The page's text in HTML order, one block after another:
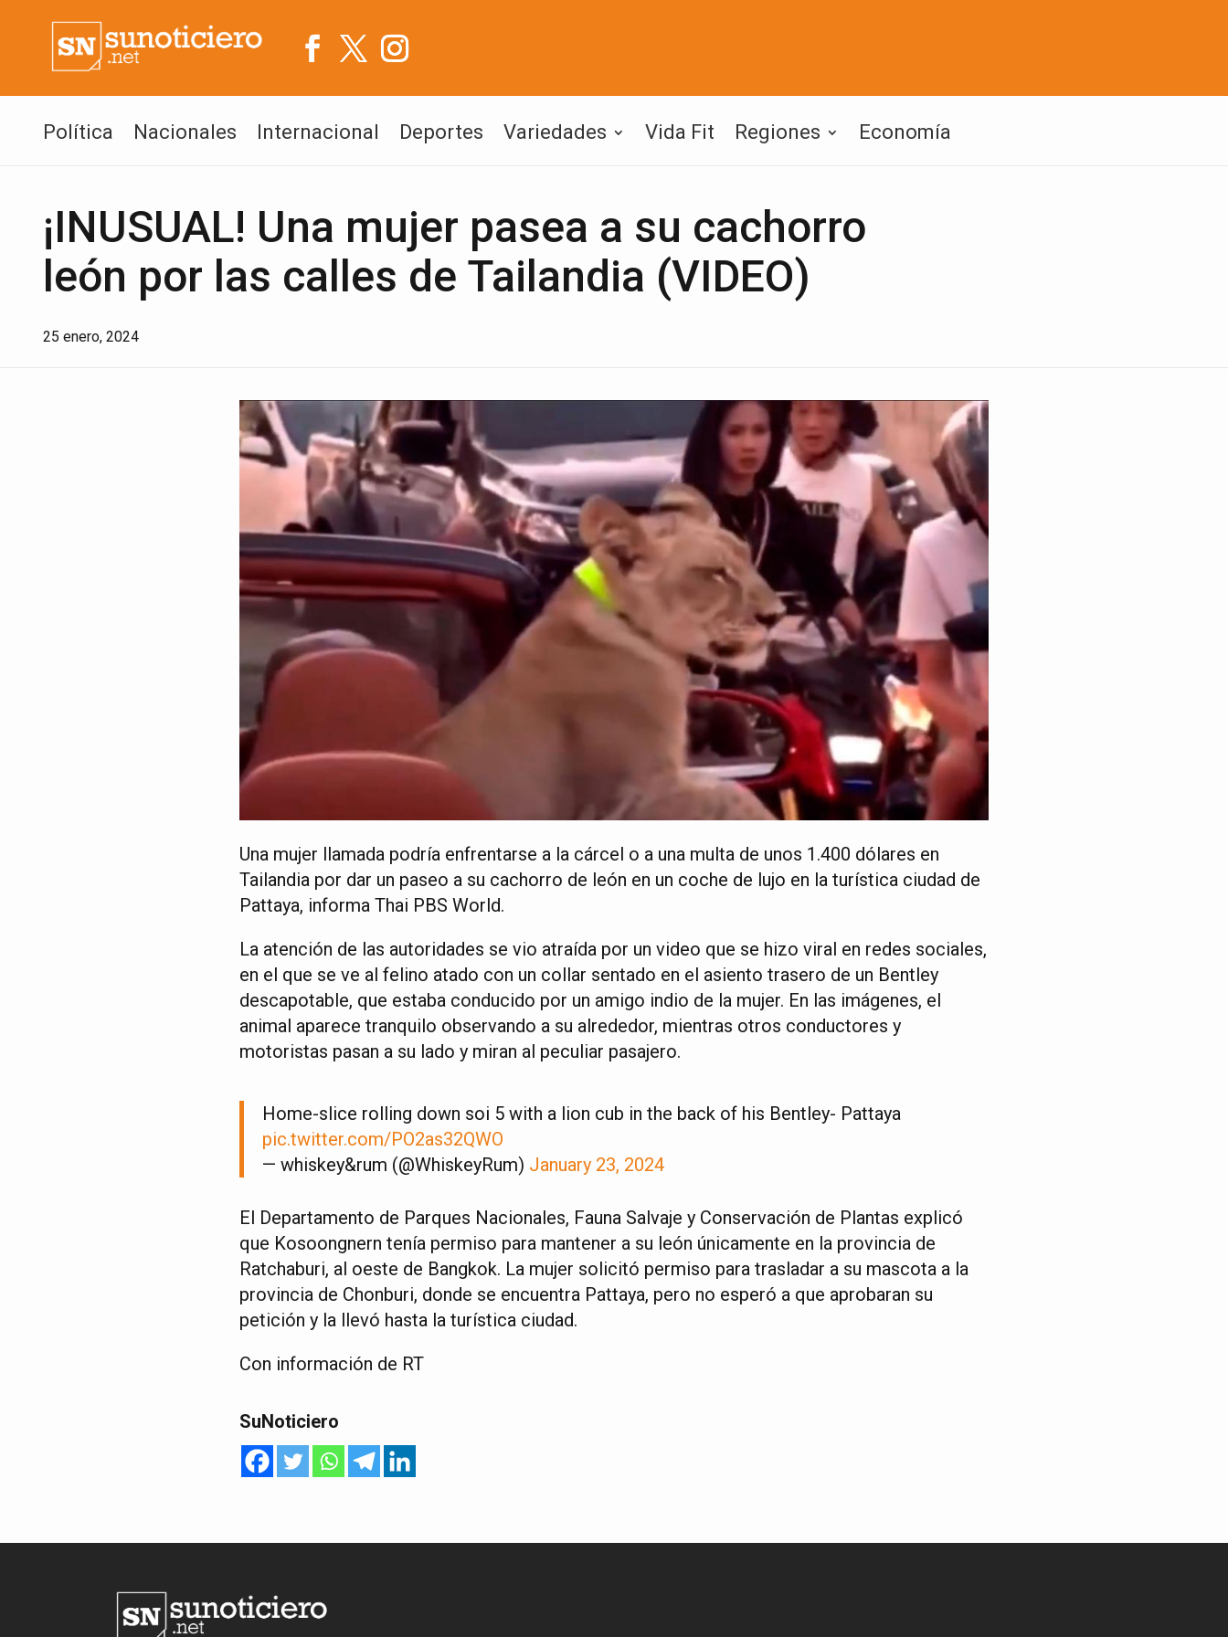
Política Nacionales Internacional Deportes Variedades Vida Fit Regiones Economía
¡INUSUAL! Una mujer pasea a su cachorro
león por las calles de Tailandia (VIDEO)
25 enero, 2024
Una mujer llamada podría enfrentarse a la cárcel o a una multa de unos 1.400 dólares en
Tailandia por dar un paseo a su cachorro de león en un coche de lujo en la turística ciudad de
Pattaya, informa Thai PBS World.
La atención de las autoridades se vio atraída por un video que se hizo viral en redes sociales,
en el que se ve al felino atado con un collar sentado en el asiento trasero de un Bentley
descapotable, que estaba conducido por un amigo indio de la mujer. En las imágenes, el
animal aparece tranquilo observando a su alrededor, mientras otros conductores y
motoristas pasan a su lado y miran al peculiar pasajero.
Home-slice rolling down soi 5 with a lion cub in the back of his Bentley- Pattaya
pic.twitter.com/PO2as32QWO
— whiskey&rum (@WhiskeyRum) January 23, 2024
El Departamento de Parques Nacionales, Fauna Salvaje y Conservación de Plantas explicó
que Kosoongnern tenía permiso para mantener a su león únicamente en la provincia de
Ratchaburi, al oeste de Bangkok. La mujer solicitó permiso para trasladar a su mascota a la
provincia de Chonburi, donde se encuentra Pattaya, pero no esperó a que aprobaran su
petición y la llevó hasta la turística ciudad.
Con información de RT
SuNoticiero